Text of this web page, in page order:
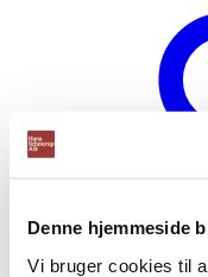
Denne hjemmeside
Vi bruger cookies til